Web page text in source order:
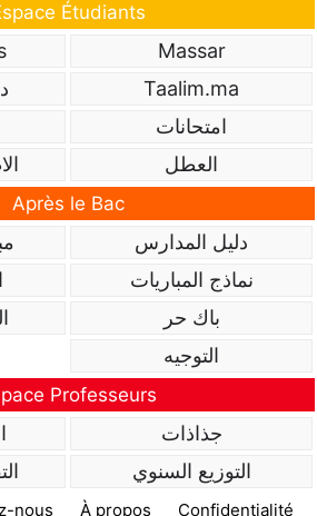
Étudiants
Massar
Taalim.ma
امتحانات
العطل
Après le Bac
دليل المدارس
نماذج المباريات
باك حر
التوجيه
Professeurs
جذاذات
التوزيع السنوي
nous À propos Confidentialité